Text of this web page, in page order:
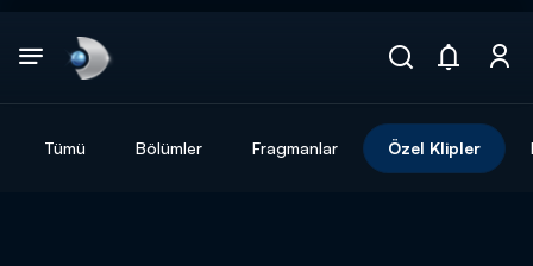
Tümü Bölümler Fragmanlar Özel Klipler